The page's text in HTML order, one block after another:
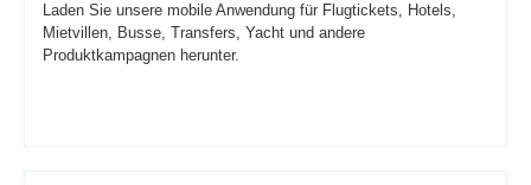
Laden Sie unsere mobile Anwendung für Flugtickets, Hotels,
Mietvillen, Busse, Transfers, Yacht und andere
Produktkampagnen herunter.